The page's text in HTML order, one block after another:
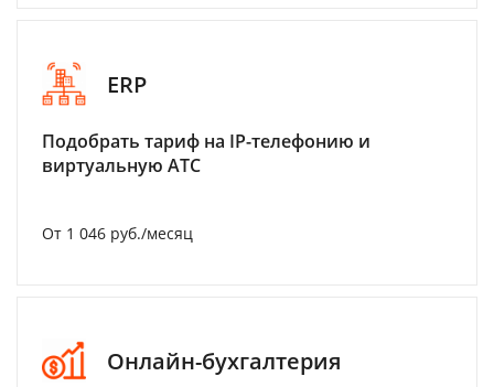
ERP
Подобрать тариф на IP-телефонию и
виртуальную АТС
От 1 046 руб./месяц
Онлайн-бухгалтерия